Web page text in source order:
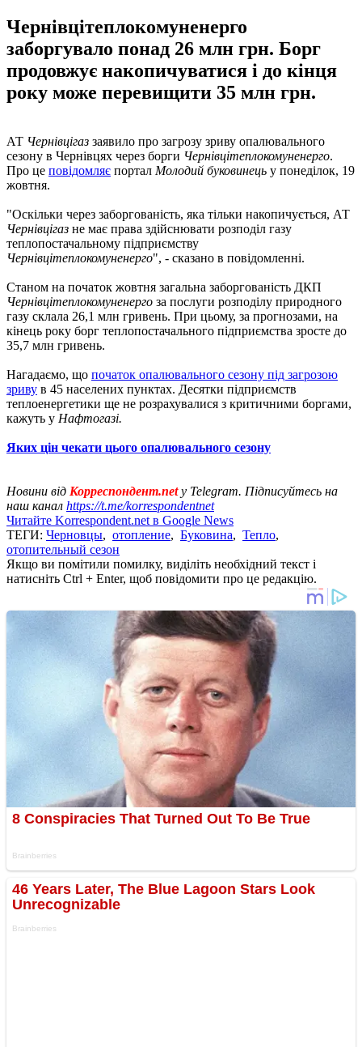
Чернівцітеплокомуненерго
заборгувало понад 26 млн грн. Борг
продовжує накопичуватися і до кінця
року може перевищити 35 млн грн.
АТ Чернівцігаз заявило про загрозу зриву опалювального
сезону в Чернівцях через борги Чернівцітеплокомуненерго.
Про це повідомляє портал Молодий буковинець у понеділок, 19
жовтня.
"Оскільки через заборгованість, яка тільки накопичується, АТ
Чернівцігаз не має права здійснювати розподіл газу
теплопостачальному підприємству
Чернівцітеплокомуненерго", - сказано в повідомленні.
Станом на початок жовтня загальна заборгованість ДКП
Чернівцітеплокомуненерго за послуги розподілу природного
газу склала 26,1 млн гривень. При цьому, за прогнозами, на
кінець року борг теплопостачального підприємства зросте до
35,7 млн ​​гривень.
Нагадаємо, що початок опалювального сезону під загрозою
зриву в 45 населених пунктах. Десятки підприємств
теплоенергетики ще не розрахувалися з критичними боргами,
кажуть у Нафтогазі.
Яких цін чекати цього опалювального сезону
Новини від Корреспондент.netу Telegram. Підписуйтесь на
наш канал https://t.me/korrespondentnet
Читайте Korrespondent.net в Google News
ТЕГИ: Черновцы, отопление, Буковина, Тепло,
отопительный сезон
Якщо ви помітили помилку, виділіть необхідний текст і
натисніть Ctrl + Enter, щоб повідомити про це редакцію.